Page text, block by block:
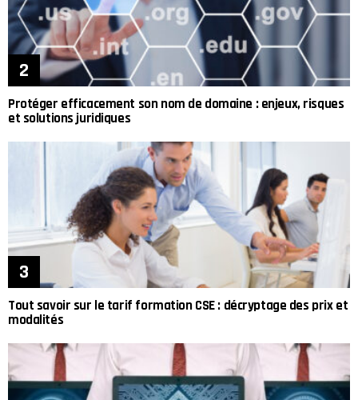
Protéger efficacement son nom de domaine : enjeux, risques
et solutions juridiques
Tout savoir sur le tarif formation CSE : décryptage des prix et
modalités